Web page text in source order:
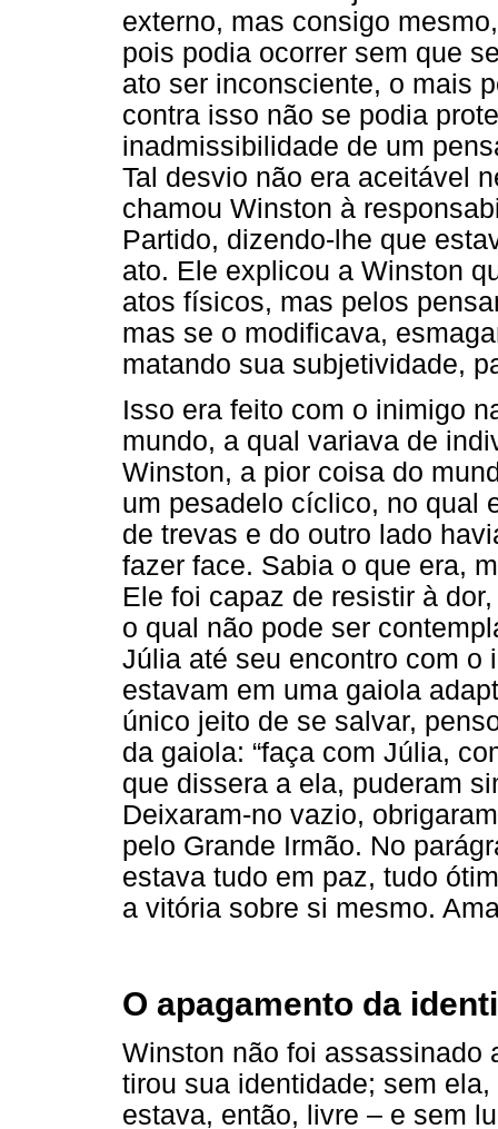
externo, mas consigo
pois podia ocorrer sem que
ato ser inconsciente, o mais
contra isso não se podia
inadmissibilidade de um
Tal desvio não era aceitável
chamou Winston à
Partido, dizendo-lhe que
ato. Ele explicou a Winston
atos físicos, mas pelos
mas se o modificava,
matando sua subjetividade,
Isso era feito com o inimigo
mundo, a qual variava de
Winston, a pior coisa do
um pesadelo cíclico, no qual
de trevas e do outro lado
fazer face. Sabia o que era,
Ele foi capaz de resistir à
o qual não pode ser
Júlia até seu encontro com o
estavam em uma gaiola
único jeito de se salvar,
da gaiola: “faça com Júlia,
que dissera a ela, puderam
Deixaram-no vazio,
pelo Grande Irmão. No
estava tudo em paz, tudo
a vitória sobre si mesmo.
O apagamento da
Winston não foi assassinado
tirou sua identidade; sem
estava, então, livre – e sem